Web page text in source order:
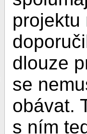
projektu
dlouze
se
obávat.
s ním